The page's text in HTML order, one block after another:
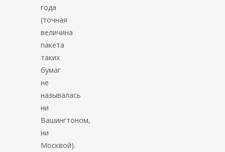
года
(точная
величина
пакета
таких
бумаг
не
называлась
ни
Вашингтоном,
ни
Москвой).